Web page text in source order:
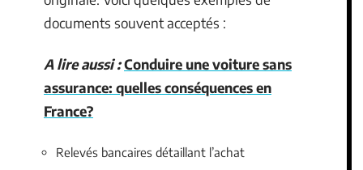
documents souvent acceptés :
A lire aussi :Conduire une voiture sans
assurance: quelles conséquences en
France?
Relevés bancaires détaillant l’achat